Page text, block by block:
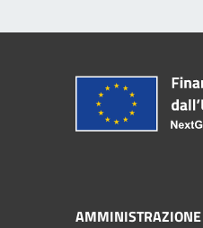
AMMINISTRAZIONE